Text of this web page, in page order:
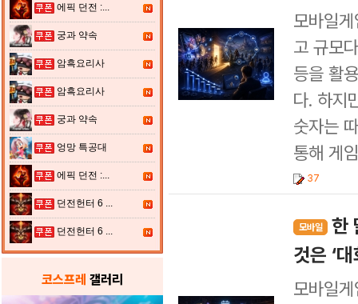
에픽 던전 :...
궁과 약속
암흑요리사
암흑요리사
궁과 약속
엉망 특공대
에픽 던전 :...
던전헌터 6 ...
던전헌터 6 ...
코스프레 갤러리
모바일
고 규모
등을 활
다. 하지
숫자는
통해 게
37
모바일
한
것은 ‘
모바일